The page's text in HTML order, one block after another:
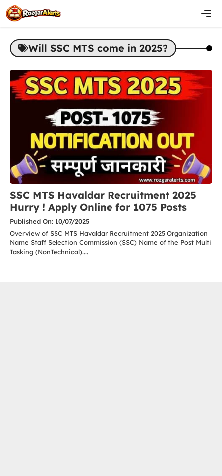
Skip
to
content
Will SSC MTS come in 2025?
SSC MTS Havaldar Recruitment 2025
Hurry ! Apply Online for 1075 Posts
Published On: 10/07/2025
Overview of SSC MTS Havaldar Recruitment 2025 Organization
Name Staff Selection Commission (SSC) Name of the Post Multi
Tasking (NonTechnical)....